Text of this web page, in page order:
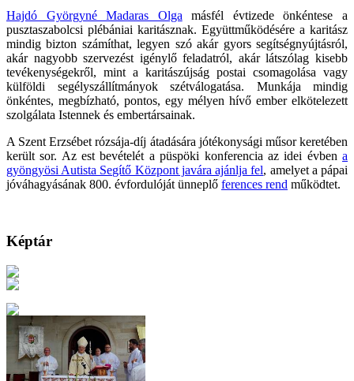
Hajdó Györgyné Madaras Olga másfél évtizede önkéntese a
pusztaszabolcsi plébániai karitásznak. Együttműködésére a karitász
mindig bizton számíthat, legyen szó akár gyors segítségnyújtásról,
akár nagyobb szervezést igénylő feladatról, akár látszólag kisebb
tevékenységekről, mint a karitászújság postai csomagolása vagy
külföldi segélyszállítmányok szétválogatása. Munkája mindig
önkéntes, megbízható, pontos, egy mélyen hívő ember elkötelezett
szolgálata Istennek és embertársainak.
A Szent Erzsébet rózsája-díj átadására jótékonysági műsor keretében
került sor. Az est bevételét a püspöki konferencia az idei évben a
gyöngyösi Autista Segítő Központ javára ajánlja fel, amelyet a pápai
jóváhagyásának 800. évfordulóját ünneplő ferences rend működtet.
Képtár